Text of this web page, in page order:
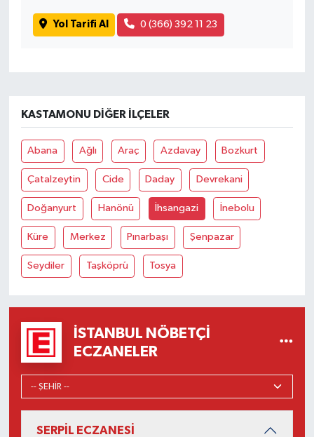
Yol Tarifi Al 0 (366) 392 11 23
KASTAMONU DIĞER İLÇELER
Abana Ağlı Araç Azdavay Bozkurt
Çatalzeytin Cide Daday Devrekani
Doğanyurt Hanönü İhsangazi İnebolu
Küre Merkez Pınarbaşı Şenpazar
Seydiler Taşköprü Tosya
İSTANBUL NÖBETÇI
ECZANELER
SERPİL ECZANESİ